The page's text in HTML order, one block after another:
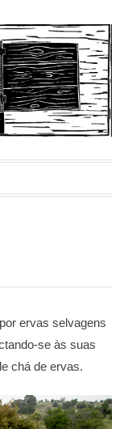
ervas selvagens
se às suas
chá de ervas.